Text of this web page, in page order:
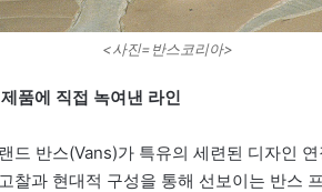
<사진=반스코리아>
품에 직접 녹여낸 라인
드 반스(Vans)가 특유의 세련된 디자인
찰과 현대적 구성을 통해 선보이는 반스